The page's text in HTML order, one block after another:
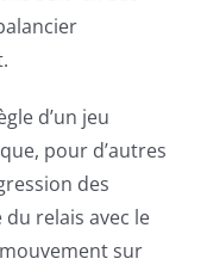
d’un jeu
pour d’autres
des
relais avec le
sur